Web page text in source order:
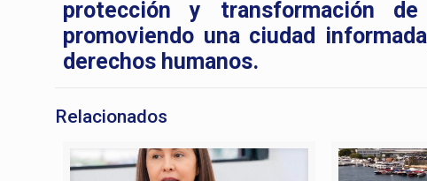
protección y transformación
promoviendo una ciudad
derechos humanos.
Relacionados